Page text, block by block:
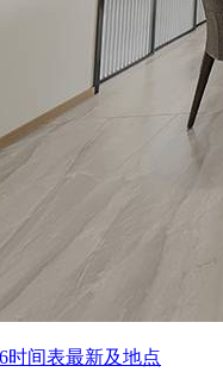
时间表最新及地点